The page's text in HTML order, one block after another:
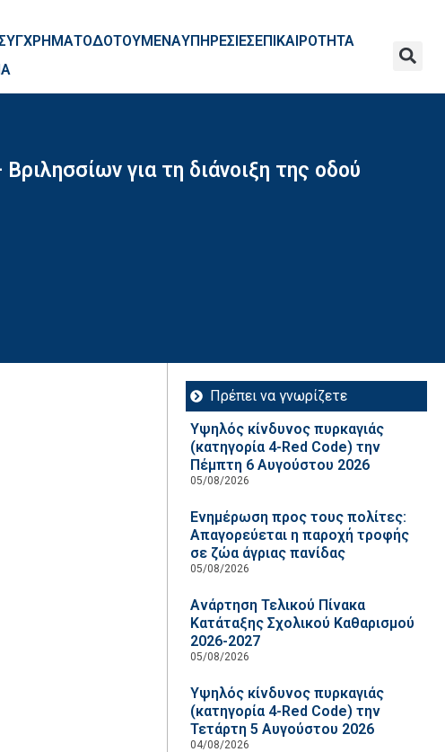
ΣΥΓΧΡΗΜΑΤΟΔΟΤΟΥΜΕΝΑΥΠΗΡΕΣΙΕΣΕΠΙΚΑΙΡΟΤΗΤΑ
για τη διάνοιξη της οδού
Πρέπει να γνωρίζετε
Υψηλός κίνδυνος πυρκαγιάς
(κατηγορία 4-Red Code) την
Πέμπτη 6 Αυγούστου 2026
05/08/2026
Ενημέρωση προς τους πολίτες:
Απαγορεύεται η παροχή τροφής
σε ζώα άγριας πανίδας
05/08/2026
Ανάρτηση Τελικού Πίνακα
Κατάταξης Σχολικού Καθαρισμού
2026-2027
05/08/2026
Υψηλός κίνδυνος πυρκαγιάς
(κατηγορία 4-Red Code) την
Τετάρτη 5 Αυγούστου 2026
04/08/2026